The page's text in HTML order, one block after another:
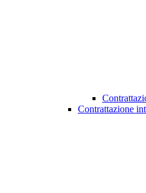
Contrattazione